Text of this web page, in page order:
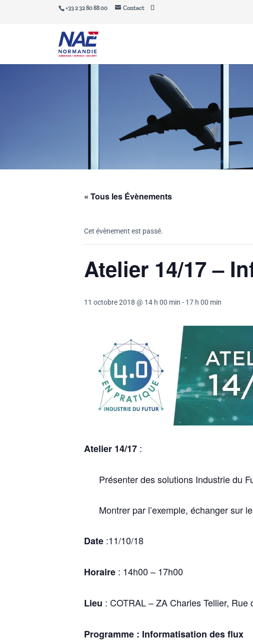
+33 2 32 80 88 00 Contact
« Tous les Évènements
Cet évènement est passé.
Atelier 14/17 –
11 octobre 2018 @ 14 h 00 min - 17 h 00 min
Atelier 14/17 :
Présenter des solutions Industrie du
Montrer par l’exemple, échanger sur
Date :11/10/18
Horaire : 14h00 – 17h00
Lieu : COTRAL –ZA Charles Tellier, Rue
Programme : Informatisation des flux